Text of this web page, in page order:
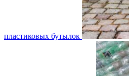
пластиковых бутылок